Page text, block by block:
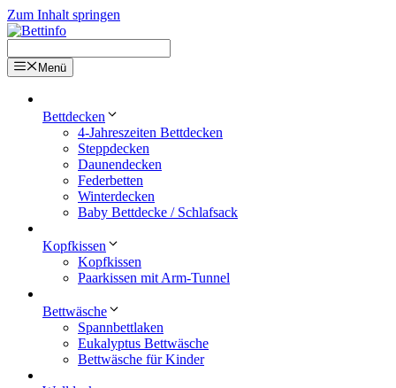
Zum Inhalt springen
Menü
Bettdecken
4-Jahreszeiten Bettdecken
Steppdecken
Daunendecken
Federbetten
Winterdecken
Baby Bettdecke / Schlafsack
Kopfkissen
Kopfkissen
Paarkissen mit Arm-Tunnel
Bettwäsche
Spannbettlaken
Eukalyptus Bettwäsche
Bettwäsche für Kinder